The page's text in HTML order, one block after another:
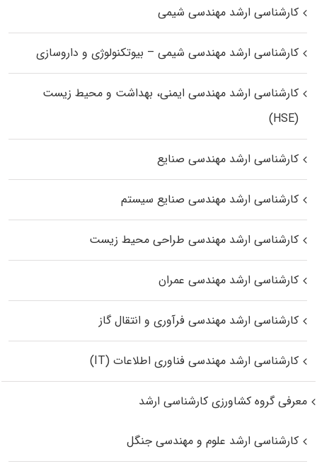
کارشناسی ارشد مهندسی شیمی
کارشناسی ارشد مهندسی شیمی – بیوتکنولوژی و داروسازی
کارشناسی ارشد مهندسی ایمنی، بهداشت و محیط زیست
(HSE)
کارشناسی ارشد مهندسی صنایع
کارشناسی ارشد مهندسی صنایع سیستم
کارشناسی ارشد مهندسی طراحی محیط زیست
کارشناسی ارشد مهندسی عمران
کارشناسی ارشد مهندسی فرآوری و انتقال گاز
کارشناسی ارشد مهندسی فناوری اطلاعات (IT)
معرفی گروه کشاورزی کارشناسی ارشد
کارشناسی ارشد علوم و مهندسی جنگل